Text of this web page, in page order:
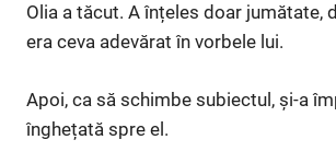
Olia a tăcut. A înțeles doar jumătate,
era ceva adevărat în vorbele lui.
Apoi, ca să schimbe subiectul, și-a
înghețată spre el.